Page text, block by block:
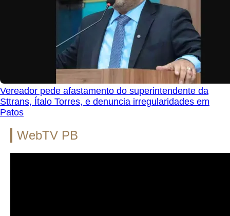
Vereador pede afastamento do superintendente da
Sttrans, Ítalo Torres, e denuncia irregularidades em
Patos
WebTV PB